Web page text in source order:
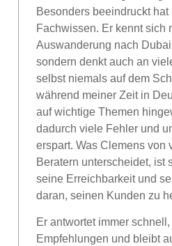
Besonders beeindruckt
Fachwissen. Er kennt sich
Auswanderung nach
sondern denkt auch an
selbst niemals auf dem
während meiner Zeit in
auf wichtige Themen
dadurch viele Fehler und
erspart. Was Clemens von
Beratern unterscheidet, ist
seine Erreichbarkeit und
daran, seinen Kunden zu
Er antwortet immer
Empfehlungen und bleibt